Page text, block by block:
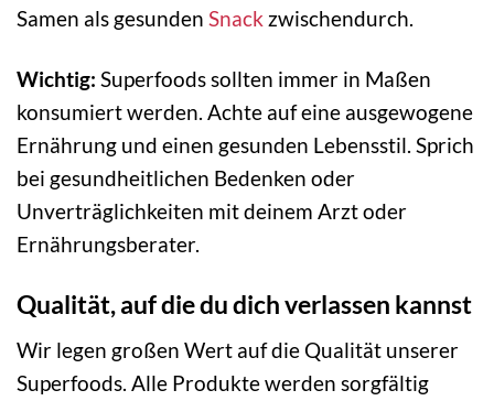
Samen als gesunden Snack zwischendurch.
Wichtig: Superfoods sollten immer in Maßen
konsumiert werden. Achte auf eine ausgewogene
Ernährung und einen gesunden Lebensstil. Sprich
bei gesundheitlichen Bedenken oder
Unverträglichkeiten mit deinem Arzt oder
Ernährungsberater.
Qualität, auf die du dich verlassen kannst
Wir legen großen Wert auf die Qualität unserer
Superfoods. Alle Produkte werden sorgfältig